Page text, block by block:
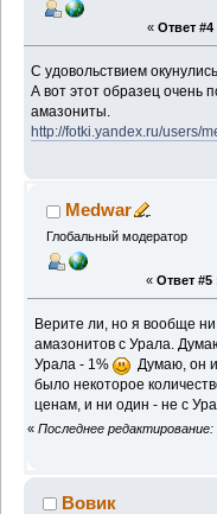
« Ответ #4
С удовольствием
А вот этот образец очень
амазониты.
http://fotki.yandex.ru/users/
Medwar
Глобальный модератор
« Ответ #5
Верите ли, но я вообще
амазонитов с Урала.
Урала - 1%
Думаю, он
было некоторое
ценам, и ни один - не с
« Последнее
Вовик